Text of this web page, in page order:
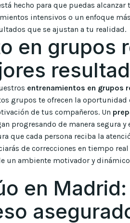
hecho para que puedas
intensivos o un enfoque
que se ajustan a tu realidad.
en grupos
entrenamientos en grupos
grupos te ofrecen la
de tus compañeros. Un
progresando de manera segura y
que cada persona reciba la
de correcciones en tiempo
un ambiente motivador y
en